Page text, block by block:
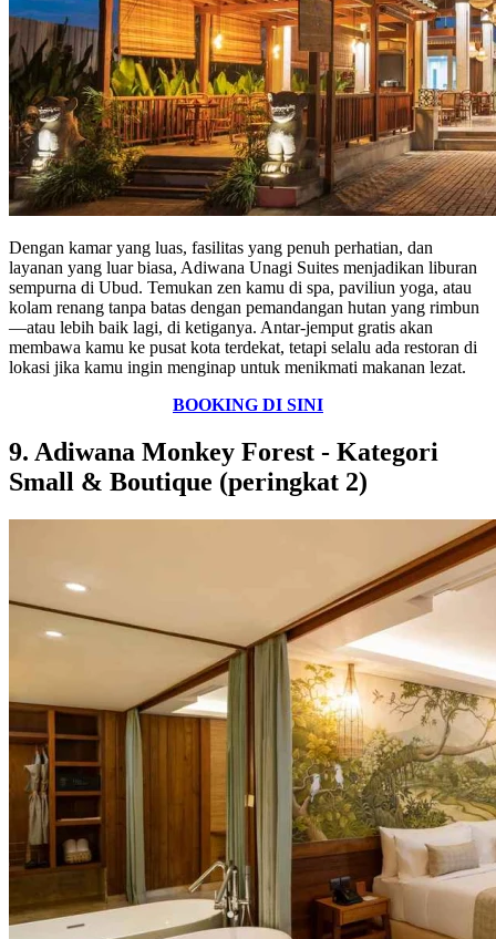
Dengan kamar yang luas, fasilitas yang penuh perhatian, dan
layanan yang luar biasa, Adiwana Unagi Suites menjadikan liburan
sempurna di Ubud. Temukan zen kamu di spa, paviliun yoga, atau
kolam renang tanpa batas dengan pemandangan hutan yang rimbun
—atau lebih baik lagi, di ketiganya. Antar-jemput gratis akan
membawa kamu ke pusat kota terdekat, tetapi selalu ada restoran di
lokasi jika kamu ingin menginap untuk menikmati makanan lezat.
BOOKING DI SINI
9. Adiwana Monkey Forest - Kategori
Small & Boutique (peringkat 2)